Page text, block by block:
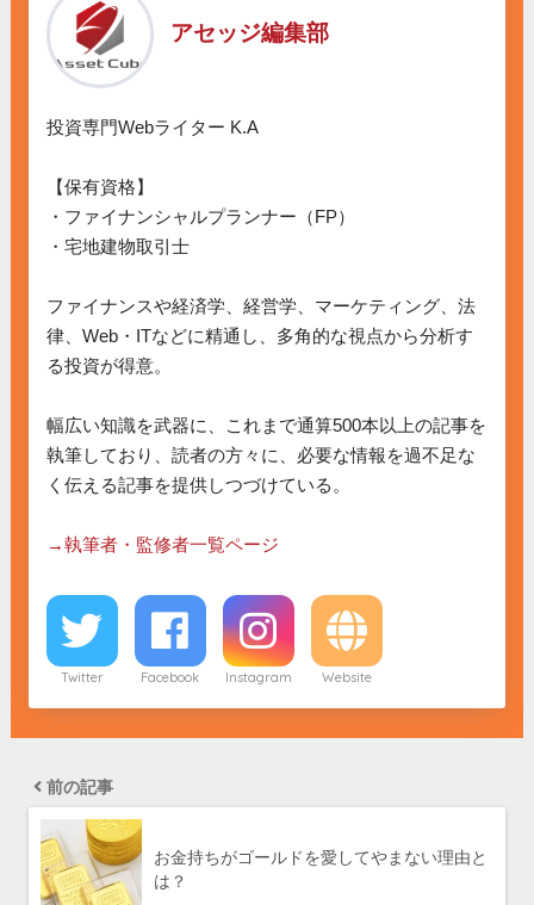
アセッジ編集部
投資専門Webライター K.A
【保有資格】
・ファイナンシャルプランナー（FP）
・宅地建物取引士
ファイナンスや経済学、経営学、マーケティング、法
律、Web・ITなどに精通し、多角的な視点から分析す
る投資が得意。
幅広い知識を武器に、これまで通算500本以上の記事を
執筆しており、読者の方々に、必要な情報を過不足な
く伝える記事を提供しつづけている。
→執筆者・監修者一覧ページ
Twitter Facebook Instagram Website
前の記事
お金持ちがゴールドを愛してやまない理由と
は？